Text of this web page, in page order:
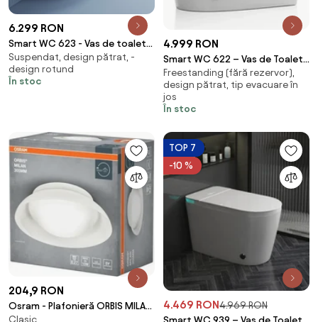
6.299 RON
Smart WC 623 - Vas de toaletă
inteligent Suspendat cu
Rezervor Integrat, Sterilizare
UV, Deschidere/Închidere
Iluminare de noapte,
Telecomandă, Afișaj LED,
Ceramică, Alb
Suspendat, design pătrat, -
design rotund
În stoc
4.999 RON
Smart WC 622 – Vas de Toaletă
Inteligent cu Deschidere
Automată, Spălare Automată,
Uscare cu Aer Cald,
Dezinfectare UV, Încălzire
Colac, Telecomandă, Ecran LED,
Ceramica, Alb
Freestanding (fără rezervor),
design pătrat, tip evacuare în
jos
În stoc
204,9 RON
Osram - Plafonieră ORBIS MILAN,
Clasic
TOP 7
-10 %
4.469 RON4.969 RON